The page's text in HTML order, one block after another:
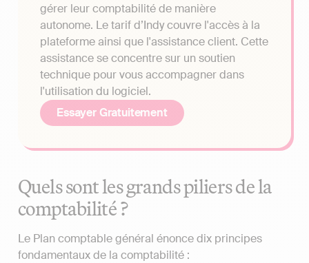
gérer leur comptabilité de manière
autonome. Le tarif d’Indy couvre l'accès à la
plateforme ainsi que l'assistance client. Cette
assistance se concentre sur un soutien
technique pour vous accompagner dans
l'utilisation du logiciel.
Essayer Gratuitement
Quels sont les grands piliers de la
comptabilité ?
Le Plan comptable général énonce dix principes
fondamentaux de la comptabilité :